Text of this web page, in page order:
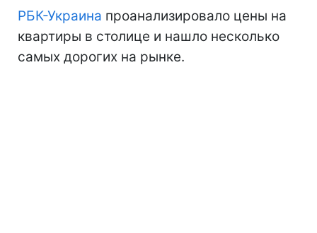
РБК-Украина проанализировало цены на
квартиры в столице и нашло несколько
самых дорогих на рынке.